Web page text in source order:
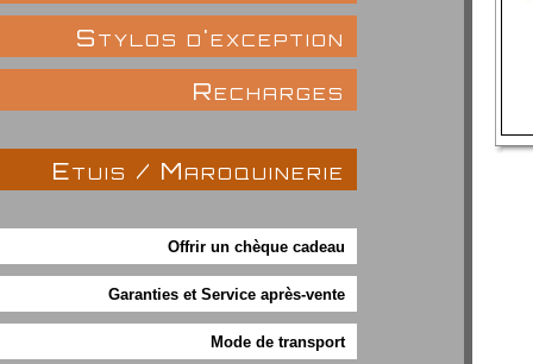
Stylos d'exception
Recharges
Etuis / Maroquinerie
Offrir un chèque cadeau
Garanties et Service après-vente
Mode de transport